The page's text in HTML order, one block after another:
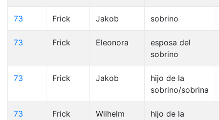
73 Frick Jakob sobrino
73 Frick Eleonora
esposa del
sobrino
73 Frick Jakob
hijo de la
sobrino/sobrina
73 Frick Wilhelm
hijo de la